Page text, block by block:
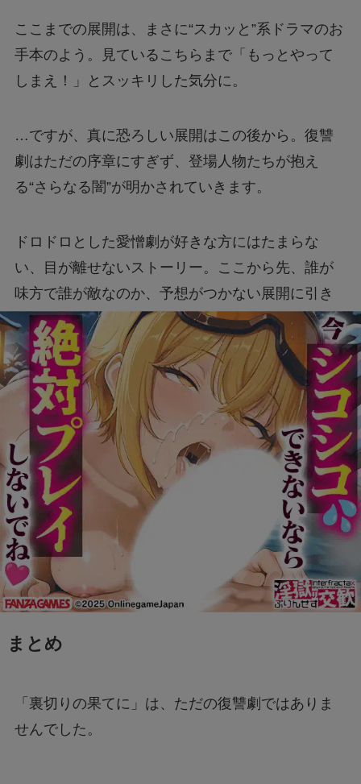
ここまでの展開は、まさに“スカッと”系ドラマのお
手本のよう。見ているこちらまで「もっとやって
しまえ！」とスッキリした気分に。
…ですが、真に恐ろしい展開はこの後から。復讐
劇はただの序章にすぎず、登場人物たちが抱え
る“さらなる闇”が明かされていきます。
ドロドロとした愛憎劇が好きな方にはたまらな
い、目が離せないストーリー。ここから先、誰が
味方で誰が敵なのか、予想がつかない展開に引き
込まれてしまうこと間違いなしです。
まとめ
「裏切りの果てに」は、ただの復讐劇ではありま
せんでした。